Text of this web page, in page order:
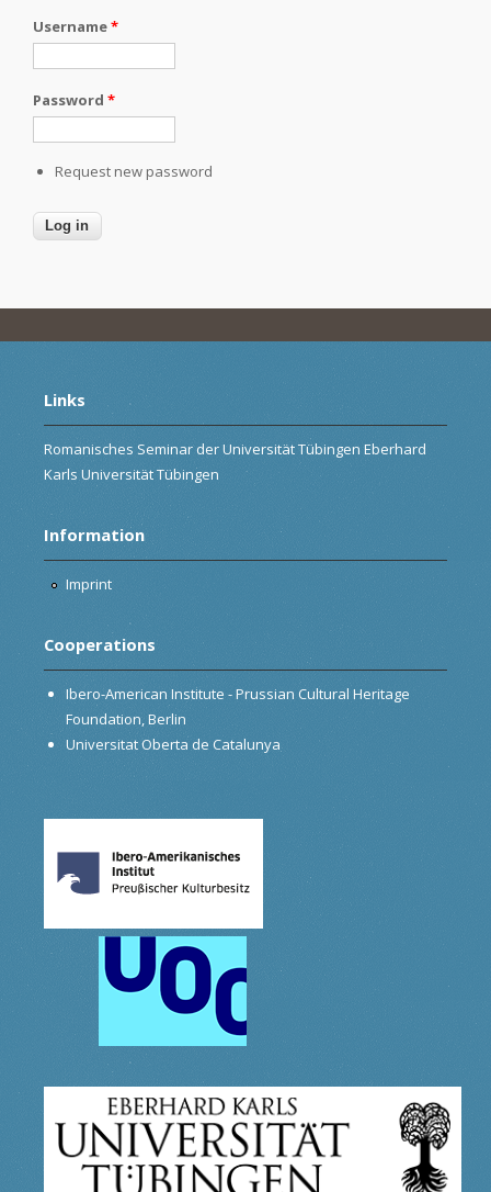
Username*
Password *
Request new password
Links
Romanisches Seminar der Universität Tübingen Eberhard
Karls Universität Tübingen
Information
Imprint
Cooperations
Ibero-American Institute - Prussian Cultural Heritage
Foundation, Berlin
Universitat Oberta de Catalunya